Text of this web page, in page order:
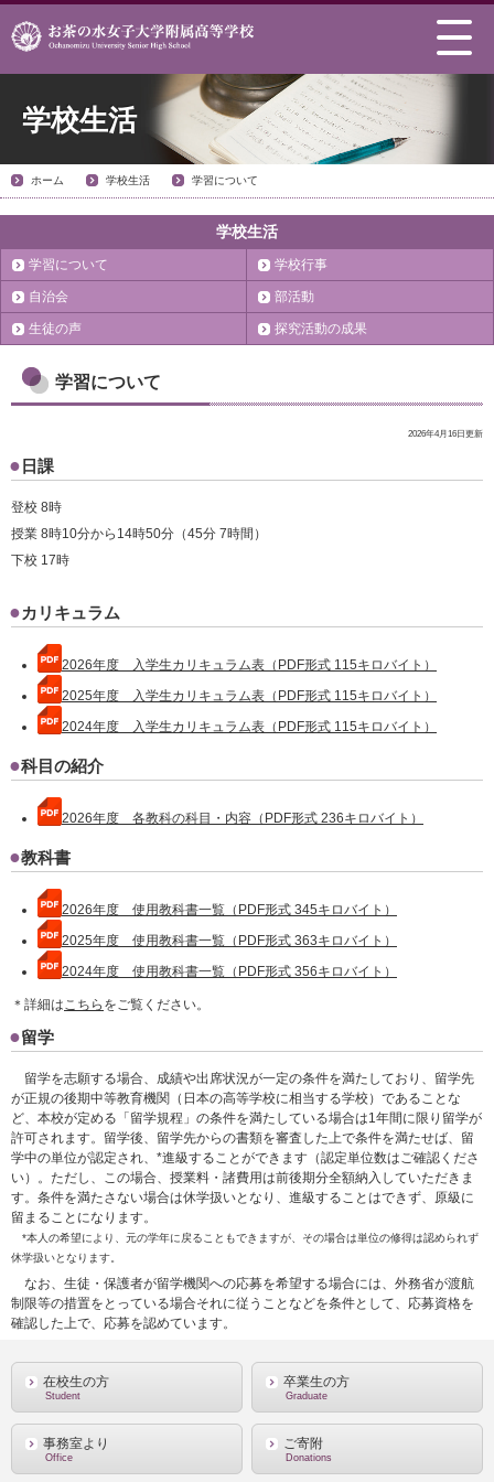
学校生活
ホーム 学校生活 学習について
学校生活
学習について 学校行事
自治会 部活動
生徒の声 探究活動の成果
学習について
2026年4月16日更新
日課
登校 8時
授業 8時10分から14時50分（45分 7時間）
下校 17時
カリキュラム
2026年度 入学生カリキュラム表（PDF形式 115キロバイト）
2025年度 入学生カリキュラム表（PDF形式 115キロバイト）
2024年度 入学生カリキュラム表（PDF形式 115キロバイト）
科目の紹介
2026年度 各教科の科目・内容（PDF形式 236キロバイト）
教科書
2026年度 使用教科書一覧（PDF形式 345キロバイト）
2025年度 使用教科書一覧（PDF形式 363キロバイト）
2024年度 使用教科書一覧（PDF形式 356キロバイト）
＊詳細は こちら をご覧ください。
留学
留学を志願する場合、成績や出席状況が一定の条件を満たしており、留学先
が正規の後期中等教育機関（日本の高等学校に相当する学校）であることな
ど、本校が定める「留学規程」の条件を満たしている場合は1年間に限り留学が
許可されます。留学後、留学先からの書類を審査した上で条件を満たせば、留
学中の単位が認定され、*進級することができます（認定単位数はご確認くださ
い）。ただし、この場合、授業料・諸費用は前後期分全額納入していただきま
す。条件を満たさない場合は休学扱いとなり、進級することはできず、原級に
留まることになります。
*本人の希望により、元の学年に戻ることもできますが、その場合は単位の修得は認められず
休学扱いとなります。
なお、生徒・保護者が留学機関への応募を希望する場合には、外務省が渡航
制限等の措置をとっている場合それに従うことなどを条件として、応募資格を
確認した上で、応募を認めています。
在校生の方
Student
卒業生の方
Graduate
事務室より
Office
ご寄附
Donations